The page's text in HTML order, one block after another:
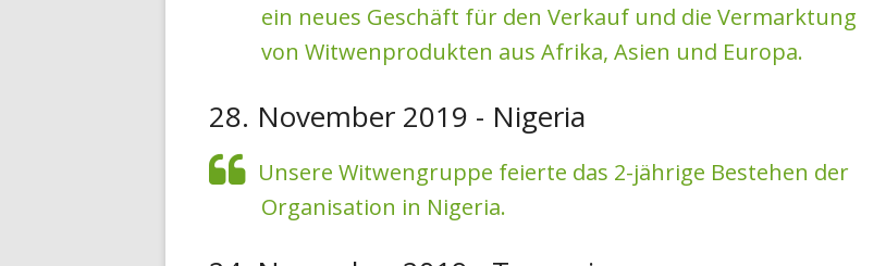
ein neues Geschäft für den Verkauf und die Vermarktung
von Witwenprodukten aus Afrika, Asien und Europa.
28. November 2019 - Nigeria
Unsere Witwengruppe feierte das 2-jährige Bestehen der
Organisation in Nigeria.